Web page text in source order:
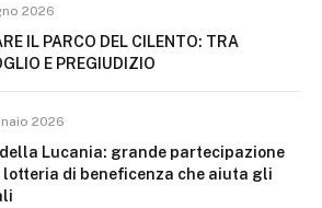
2026
IL PARCO DEL CILENTO: TRA
E PREGIUDIZIO
2026
Lucania: grande partecipazione
lotteria di beneficenza che aiuta gli